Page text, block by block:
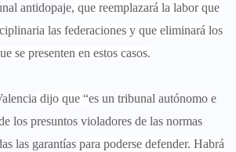
antidopaje, que reemplazará la labor que
las federaciones y que eliminará los
se presenten en estos casos.
dijo que “es un tribunal autónomo e
los presuntos violadores de las normas
las garantías para poderse defender. Habrá